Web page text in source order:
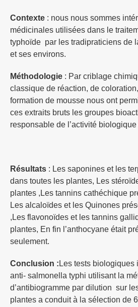
Contexte: nous nous sommes
médicinales utilisées dans le
typhoïde par les tradipraticiens de
et ses environs.
Méthodologie: Par criblage
classique de réaction, de
formation de mousse nous ont
ces extraits bruts les groupes
responsable de l’activité
Résultats : Les saponines et les
dans toutes les plantes, Les
plantes ,Les tannins cathéchique
Les alcaloïdes et les Quinones
,Les flavonoïdes et les tannins
plantes, En fin l’anthocyane était
seulement.
Conclusion : Les tests biologiques
anti- salmonella typhi utilisant la
d’antibiogramme par dilution sur
plantes a conduit à la sélection de